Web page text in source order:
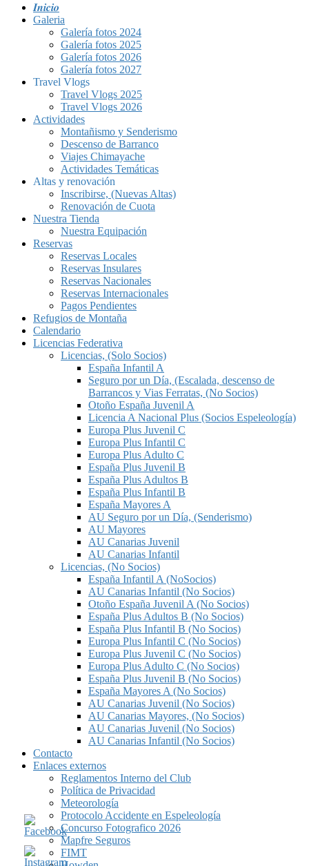
𝑰𝒏𝒊𝒄𝒊𝒐
Galeria
Galería fotos 2024
Galería fotos 2025
Galería fotos 2026
Galería fotos 2027
Travel Vlogs
Travel Vlogs 2025
Travel Vlogs 2026
Actividades
Montañismo y Senderismo
Descenso de Barranco
Viajes Chimayache
Actividades Temáticas
Altas y renovación
Inscribirse, (Nuevas Altas)
Renovación de Cuota
Nuestra Tienda
Nuestra Equipación
Reservas
Reservas Locales
Reservas Insulares
Reservas Nacionales
Reservas Internacionales
Pagos Pendientes
Refugios de Montaña
Calendario
Licencias Federativa
Licencias, (Solo Socios)
España Infantil A
Seguro por un Día, (Escalada, descenso de
Barrancos y Vias Ferratas, (No Socios)
Otoño España Juvenil A
Licencia A Nacional Plus (Socios Espeleología)
Europa Plus Juvenil C
Europa Plus Infantil C
Europa Plus Adulto C
España Plus Juvenil B
España Plus Adultos B
España Plus Infantil B
España Mayores A
AU Seguro por un Día, (Senderismo)
AU Mayores
AU Canarias Juvenil
AU Canarias Infantil
Licencias, (No Socios)
España Infantil A (NoSocios)
AU Canarias Infantil (No Socios)
Otoño España Juvenil A (No Socios)
España Plus Adultos B (No Socios)
España Plus Infantil B (No Socios)
Europa Plus Infantil C (No Socios)
Europa Plus Juvenil C (No Socios)
Europa Plus Adulto C (No Socios)
España Plus Juvenil B (No Socios)
España Mayores A (No Socios)
AU Canarias Juvenil (No Socios)
AU Canarias Mayores, (No Socios)
AU Canarias Juvenil (No Socios)
AU Canarias Infantil (No Socios)
Contacto
Enlaces externos
Reglamentos Interno del Club
Política de Privacidad
Meteorología
Protocolo Accidente en Espeleología
Concurso Fotografico 2026
Mapfre Seguros
FIMT